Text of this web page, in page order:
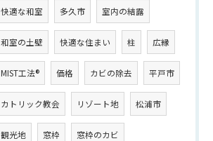
快適な和室 多久市 室内の結露
和室の土壁 快適な住まい 柱 広縁
MIST工法® 価格 カビの除去 平戸市
カトリック教会 リゾート地 松浦市
観光地 窓枠 窓枠のカビ